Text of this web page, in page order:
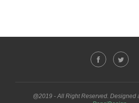
@2019 - All Right Reserved. Designed